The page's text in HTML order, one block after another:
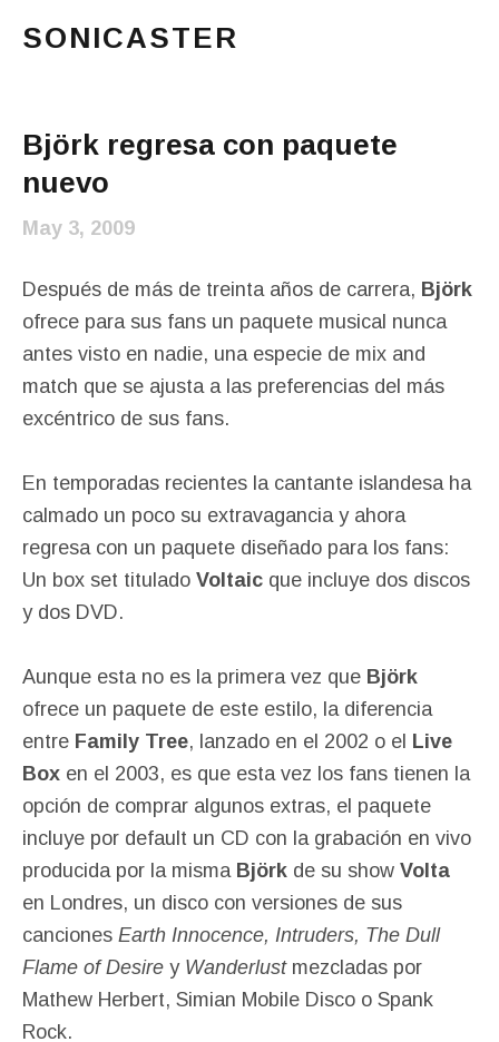
SONICASTER
Björk regresa con paquete
nuevo
May 3, 2009
Después de más de treinta años de carrera, Björk
ofrece para sus fans un paquete musical nunca
antes visto en nadie, una especie de mix and
match que se ajusta a las preferencias del más
excéntrico de sus fans.
En temporadas recientes la cantante islandesa ha
calmado un poco su extravagancia y ahora
regresa con un paquete diseñado para los fans:
Un box set titulado Voltaic que incluye dos discos
y dos DVD.
Aunque esta no es la primera vez que Björk
ofrece un paquete de este estilo, la diferencia
entre Family Tree, lanzado en el 2002 o el Live
Box en el 2003, es que esta vez los fans tienen la
opción de comprar algunos extras, el paquete
incluye por default un CD con la grabación en vivo
producida por la misma Björk de su show Volta
en Londres, un disco con versiones de sus
canciones Earth Innocence, Intruders, The Dull
Flame of Desire y Wanderlustmezcladas por
Mathew Herbert, Simian Mobile Disco o Spank
Rock.